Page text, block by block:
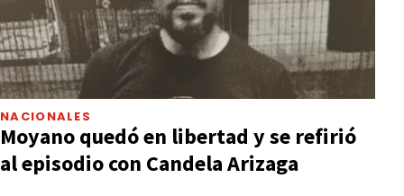
NACIONALES
Moyano quedó en libertad y se refirió
al episodio con Candela Arizaga